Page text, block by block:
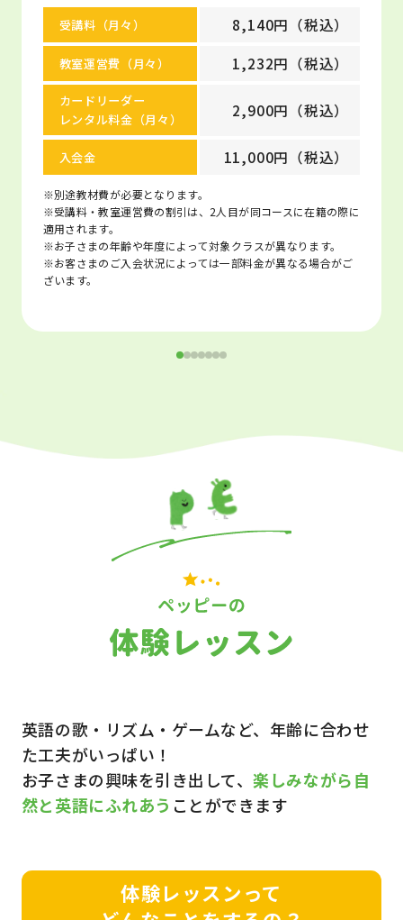
受講料（月々） 8,140円（税込）
教室運営費（月々） 1,232円（税込）
カードリーダー
レンタル料金（月々）
2,900円（税込）
入会金 11,000円（税込）
※別途教材費が必要となります。
※受講料・教室運営費の割引は、2人目が同コースに在籍の際に
適用されます。
※お子さまの年齢や年度によって対象クラスが異なります。
※お客さまのご入会状況によっては一部料金が異なる場合がご
ざいます。
英語の歌・リズム・ゲームなど、年齢に合わせ
た工夫がいっぱい！
お子さまの興味を引き出して、楽しみながら自
然と英語にふれあう ことができます
体験レッスンって